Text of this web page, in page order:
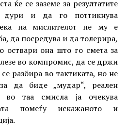
ќе се заземе за резултатите
дури и да го поттикнува
на мислителот не му е
да посредува и да толерира,
оствари она што го смета за
во компромис, да се држи
разбира во тактиката, но не
да биде „мудар“, реален
во таа смисла ја очекува
помеѓу искажаното и